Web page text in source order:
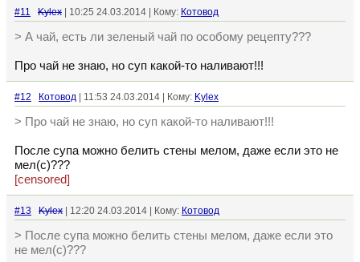
#11 Kylex | 10:25 24.03.2014 | Кому: Котовод
> А чай, есть ли зеленый чай по особому рецепту???
Про чай не знаю, но суп какой-то наливают!!!
#12 Котовод | 11:53 24.03.2014 | Кому: Kylex
> Про чай не знаю, но суп какой-то наливают!!!
После супа можно белить стены мелом, даже если это не
мел(с)???
[censored]
#13 Kylex | 12:20 24.03.2014 | Кому: Котовод
> После супа можно белить стены мелом, даже если это
не мел(с)???